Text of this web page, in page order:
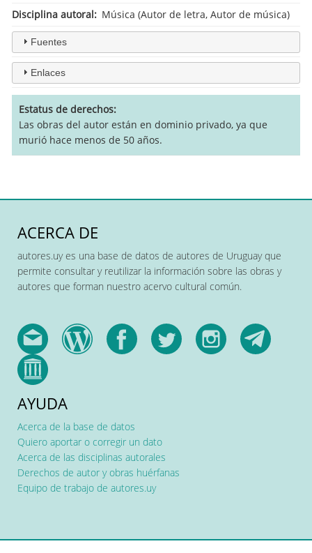
Disciplina autoral
Música (Autor de letra, Autor de música)
Fuentes
Enlaces
Estatus de derechos
Las obras del autor están en dominio privado, ya que
murió hace menos de 50 años.
ACERCA DE
autores.uy es una base de datos de autores de Uruguay que
permite consultar y reutilizar la información sobre las obras y
autores que forman nuestro acervo cultural común.
AYUDA
Acerca de la base de datos
Quiero aportar o corregir un dato
Acerca de las disciplinas autorales
Derechos de autor y obras huérfanas
Equipo de trabajo de autores.uy